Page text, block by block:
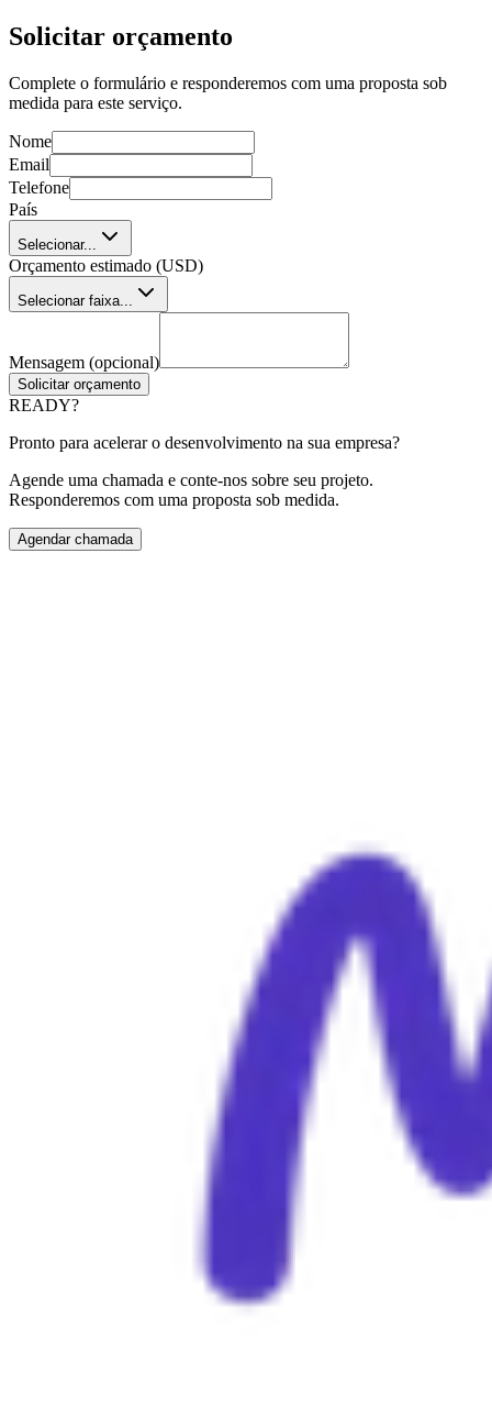
Solicitar orçamento
Complete o formulário e responderemos com uma proposta sob
medida para este serviço.
Nome
Email
Telefone
País
Selecionar...
Orçamento estimado (USD)
Selecionar faixa...
Mensagem (opcional)
Solicitar orçamento
READY?
Pronto para acelerar o desenvolvimento na sua empresa?
Agende uma chamada e conte-nos sobre seu projeto.
Responderemos com uma proposta sob medida.
Agendar chamada